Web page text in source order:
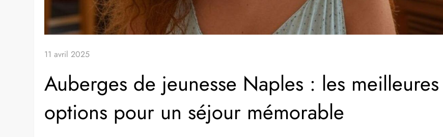
11 avril 2025
Auberges de jeunesse Naples : les meilleures
options pour un séjour mémorable